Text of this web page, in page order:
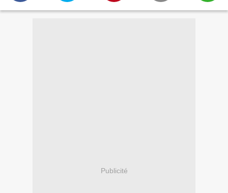
Publicité